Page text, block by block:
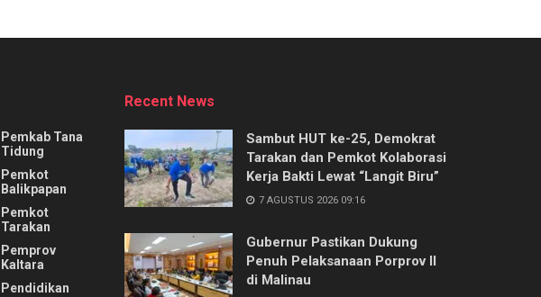
Pemkab Tana
Tidung
Pemkot
Balikpapan
Pemkot
Tarakan
Pemprov
Kaltara
Pendidikan
Recent News
Sambut HUT ke-25, Demokrat
Tarakan dan Pemkot Kolaborasi
Kerja Bakti Lewat “Langit Biru”
7 AGUSTUS 2026 09:16
Gubernur Pastikan Dukung
Penuh Pelaksanaan Porprov II
di Malinau